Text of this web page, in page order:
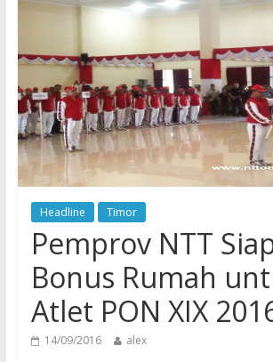
Headline Timor
Pemprov NTT
Bonus Rumah
Atlet PON XIX
14/09/2016 alex